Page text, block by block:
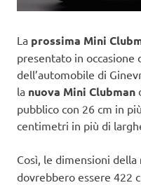
La prossima Mini
presentato in occasione
dell’automobile di
la nuova Mini Clubman
pubblico con 26 cm in
centimetri in più di
Così, le dimensioni della
dovrebbero essere 422